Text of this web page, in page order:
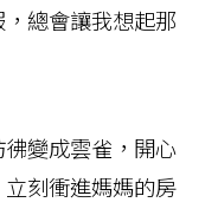
總會讓我想起那
變成雲雀，開心
刻衝進媽媽的房